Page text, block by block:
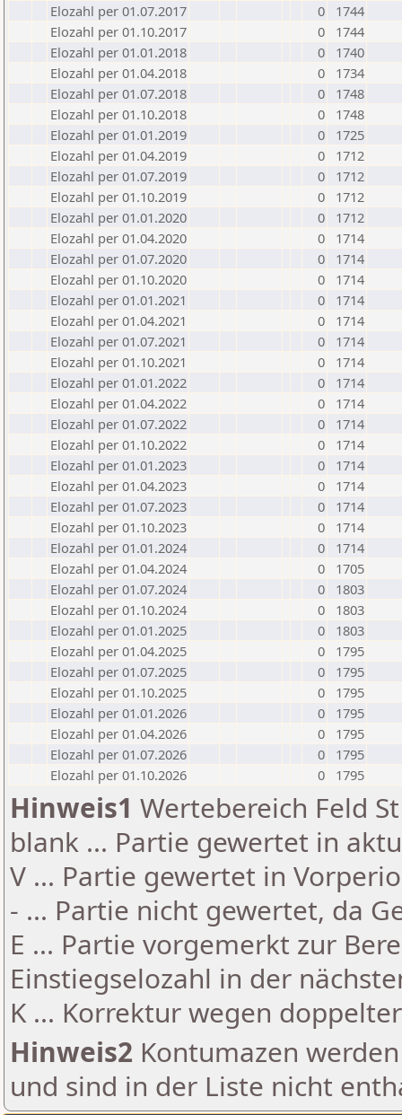
Elozahl per 01.07.2017
0
1744
Elozahl per 01.10.2017
0
1744
Elozahl per 01.01.2018
0
1740
Elozahl per 01.04.2018
0
1734
Elozahl per 01.07.2018
0
1748
Elozahl per 01.10.2018
0
1748
Elozahl per 01.01.2019
0
1725
Elozahl per 01.04.2019
0
1712
Elozahl per 01.07.2019
0
1712
Elozahl per 01.10.2019
0
1712
Elozahl per 01.01.2020
0
1712
Elozahl per 01.04.2020
0
1714
Elozahl per 01.07.2020
0
1714
Elozahl per 01.10.2020
0
1714
Elozahl per 01.01.2021
0
1714
Elozahl per 01.04.2021
0
1714
Elozahl per 01.07.2021
0
1714
Elozahl per 01.10.2021
0
1714
Elozahl per 01.01.2022
0
1714
Elozahl per 01.04.2022
0
1714
Elozahl per 01.07.2022
0
1714
Elozahl per 01.10.2022
0
1714
Elozahl per 01.01.2023
0
1714
Elozahl per 01.04.2023
0
1714
Elozahl per 01.07.2023
0
1714
Elozahl per 01.10.2023
0
1714
Elozahl per 01.01.2024
0
1714
Elozahl per 01.04.2024
0
1705
Elozahl per 01.07.2024
0
1803
Elozahl per 01.10.2024
0
1803
Elozahl per 01.01.2025
0
1803
Elozahl per 01.04.2025
0
1795
Elozahl per 01.07.2025
0
1795
Elozahl per 01.10.2025
0
1795
Elozahl per 01.01.2026
0
1795
Elozahl per 01.04.2026
0
1795
Elozahl per 01.07.2026
0
1795
Elozahl per 01.10.2026
0 1795
Hinweis1 Wertebereich Feld
blank ... Partie gewertet in
V ... Partie gewertet in
- ... Partie nicht gewertet, da
E ... Partie vorgemerkt zur
Einstiegselozahl in der
K ... Korrektur wegen
Hinweis2 Kontumazen
und sind in der Liste nicht